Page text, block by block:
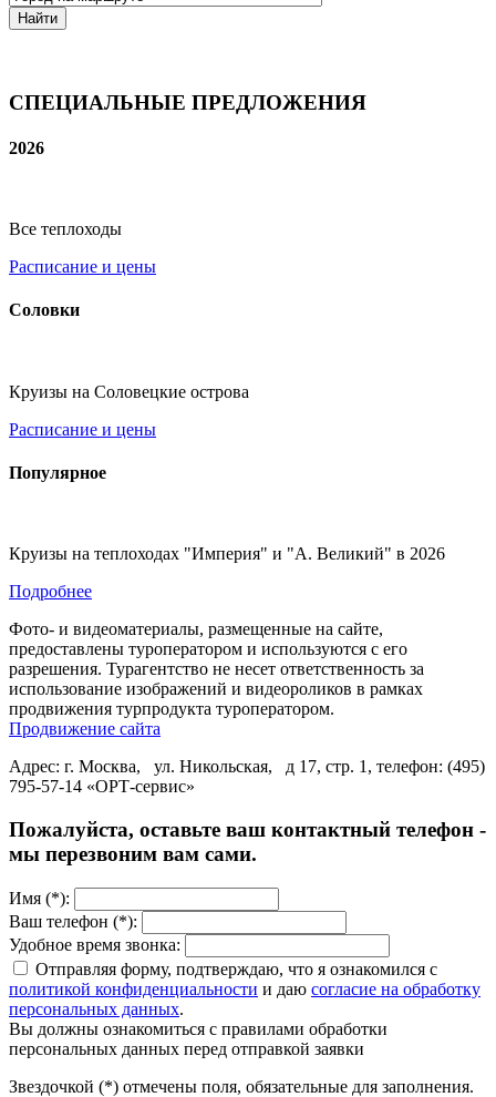
Найти
СПЕЦИАЛЬНЫЕ ПРЕДЛОЖЕНИЯ
2026
Все теплоходы
Расписание и цены
Соловки
Круизы на Соловецкие острова
Расписание и цены
Популярное
Круизы на теплоходах "Империя" и "А. Великий" в 2026
Подробнее
Фото- и видеоматериалы, размещенные на сайте,
предоставлены туроператором и используются с его
разрешения. Турагентство не несет ответственность за
использование изображений и видеороликов в рамках
продвижения турпродукта туроператором.
Продвижение сайта
Адрес: г. Москва, ул. Никольская, д 17, стр. 1, телефон: (495)
795-57-14 «ОРТ-сервис»
Пожалуйста, оставьте ваш контактный телефон -
мы перезвоним вам сами.
Имя (*):
Ваш телефон (*):
Удобное время звонка:
Отправляя форму, подтверждаю, что я ознакомился с
политикой конфиденциальности и даю согласие на обработку
персональных данных.
Вы должны ознакомиться с правилами обработки
персональных данных перед отправкой заявки
Звездочкой (*) отмечены поля, обязательные для заполнения.